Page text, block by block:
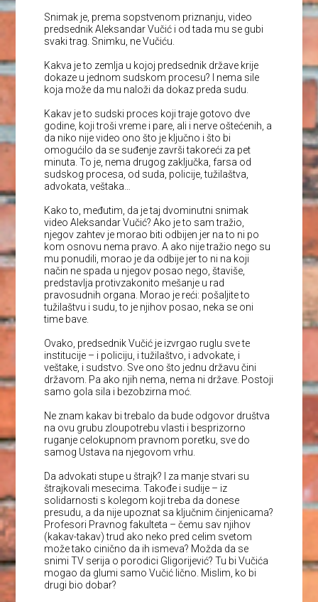
Snimak je, prema sopstvenom priznanju, video
predsednik Aleksandar Vučić i od tada mu se gubi
svaki trag. Snimku, ne Vučiću.
Kakva je to zemlja u kojoj predsednik države krije
dokaze u jednom sudskom procesu? I nema sile
koja može da mu naloži da dokaz preda sudu.
Kakav je to sudski proces koji traje gotovo dve
godine, koji troši vreme i pare, ali i nerve oštećenih, a
da niko nije video ono što je ključno i što bi
omogućilo da se suđenje završi takoreći za pet
minuta. To je, nema drugog zaključka, farsa od
sudskog procesa, od suda, policije, tužilaštva,
advokata, veštaka…
Kako to, međutim, da je taj dvominutni snimak
video Aleksandar Vučić? Ako je to sam tražio,
njegov zahtev je morao biti odbijen jer na to ni po
kom osnovu nema pravo. A ako nije tražio nego su
mu ponudili, morao je da odbije jer to ni na koji
način ne spada u njegov posao nego, štaviše,
predstavlja protivzakonito mešanje u rad
pravosudnih organa. Morao je reći: pošaljite to
tužilaštvu i sudu, to je njihov posao, neka se oni
time bave.
Ovako, predsednik Vučić je izvrgao ruglu sve te
institucije – i policiju, i tužilaštvo, i advokate, i
veštake, i sudstvo. Sve ono što jednu državu čini
državom. Pa ako njih nema, nema ni države. Postoji
samo gola sila i bezobzirna moć.
Ne znam kakav bi trebalo da bude odgovor društva
na ovu grubu zloupotrebu vlasti i besprizorno
ruganje celokupnom pravnom poretku, sve do
samog Ustava na njegovom vrhu.
Da advokati stupe u štrajk? I za manje stvari su
štrajkovali mesecima. Takođe i sudije – iz
solidarnosti s kolegom koji treba da donese
presudu, a da nije upoznat sa ključnim činjenicama?
Profesori Pravnog fakulteta – čemu sav njihov
(kakav-takav) trud ako neko pred celim svetom
može tako cinično da ih ismeva? Možda da se
snimi TV serija o porodici Gligorijević? Tu bi Vučića
mogao da glumi samo Vučić lično. Mislim, ko bi
drugi bio dobar?